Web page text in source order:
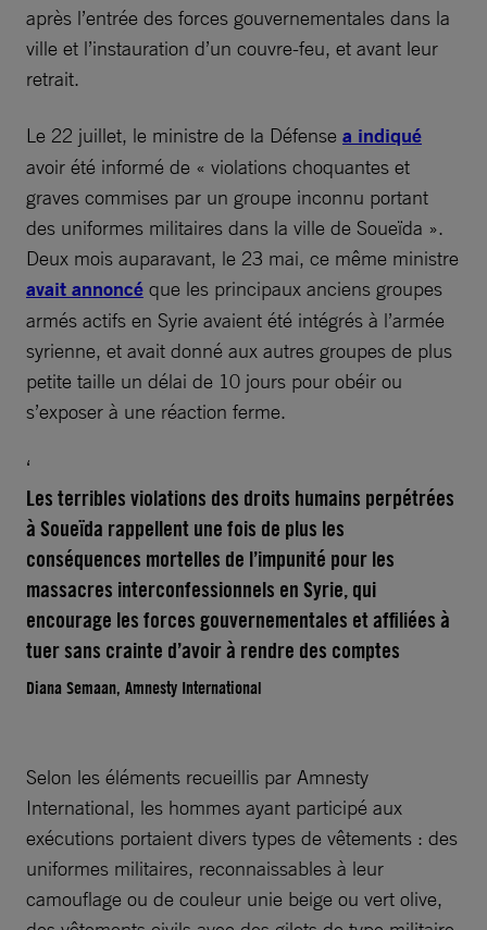
après l’entrée des forces gouvernementales dans la
ville et l’instauration d’un couvre-feu, et avant leur
retrait.
Le 22 juillet, le ministre de la Défense a indiqué
avoir été informé de « violations choquantes et
graves commises par un groupe inconnu portant
des uniformes militaires dans la ville de Soueïda ».
Deux mois auparavant, le 23 mai, ce même ministre
avait annoncé que les principaux anciens groupes
armés actifs en Syrie avaient été intégrés à l’armée
syrienne, et avait donné aux autres groupes de plus
petite taille un délai de 10 jours pour obéir ou
s’exposer à une réaction ferme.
Les terribles violations des droits humains perpétrées
à Soueïda rappellent une fois de plus les
conséquences mortelles de l’impunité pour les
massacres interconfessionnels en Syrie, qui
encourage les forces gouvernementales et affiliées à
tuer sans crainte d’avoir à rendre des comptes
Diana Semaan, Amnesty International
Selon les éléments recueillis par Amnesty
International, les hommes ayant participé aux
exécutions portaient divers types de vêtements : des
uniformes militaires, reconnaissables à leur
camouflage ou de couleur unie beige ou vert olive,